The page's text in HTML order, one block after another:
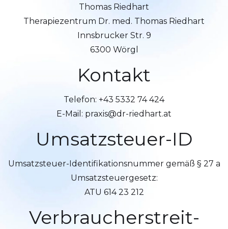
Thomas Riedhart
Therapiezentrum Dr. med. Thomas Riedhart
Innsbrucker Str. 9
6300 Wörgl
Kontakt
Telefon: +43 5332 74 424
E-Mail: praxis@dr-riedhart.at
Umsatzsteuer-ID
Umsatzsteuer-Identifikationsnummer gemäß § 27 a
Umsatzsteuergesetz:
ATU 614 23 212
Verbraucher­streit­